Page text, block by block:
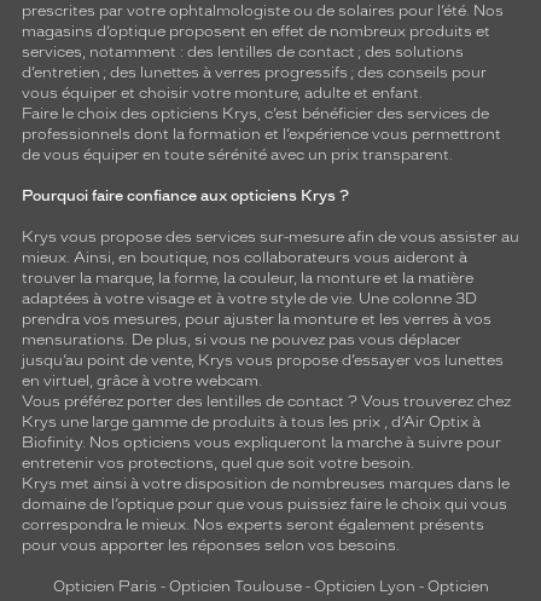
prescrites par votre ophtalmologiste ou de solaires pour l’été. Nos
magasins d’optique proposent en effet de nombreux produits et
services, notamment : des lentilles de contact ; des solutions
d’entretien ; des lunettes à verres progressifs ; des conseils pour
vous équiper et choisir votre monture, adulte et enfant.
Faire le choix des opticiens Krys, c’est bénéficier des services de
professionnels dont la formation et l’expérience vous permettront
de vous équiper en toute sérénité avec un prix transparent.
Pourquoi faire confiance aux opticiens Krys ?
Krys vous propose des services sur-mesure afin de vous assister au
mieux. Ainsi, en boutique, nos collaborateurs vous aideront à
trouver la marque, la forme, la couleur, la monture et la matière
adaptées à votre visage et à votre style de vie. Une colonne 3D
prendra vos mesures, pour ajuster la monture et les verres à vos
mensurations. De plus, si vous ne pouvez pas vous déplacer
jusqu’au point de vente, Krys vous propose d’essayer vos lunettes
en virtuel, grâce à votre webcam.
Vous préférez porter des lentilles de contact ? Vous trouverez chez
Krys une large gamme de produits à tous les prix , d’Air Optix à
Biofinity. Nos opticiens vous expliqueront la marche à suivre pour
entretenir vos protections, quel que soit votre besoin.
Krys met ainsi à votre disposition de nombreuses marques dans le
domaine de l’optique pour que vous puissiez faire le choix qui vous
correspondra le mieux. Nos experts seront également présents
pour vous apporter les réponses selon vos besoins.
Opticien Paris - Opticien Toulouse- Opticien Lyon - Opticien